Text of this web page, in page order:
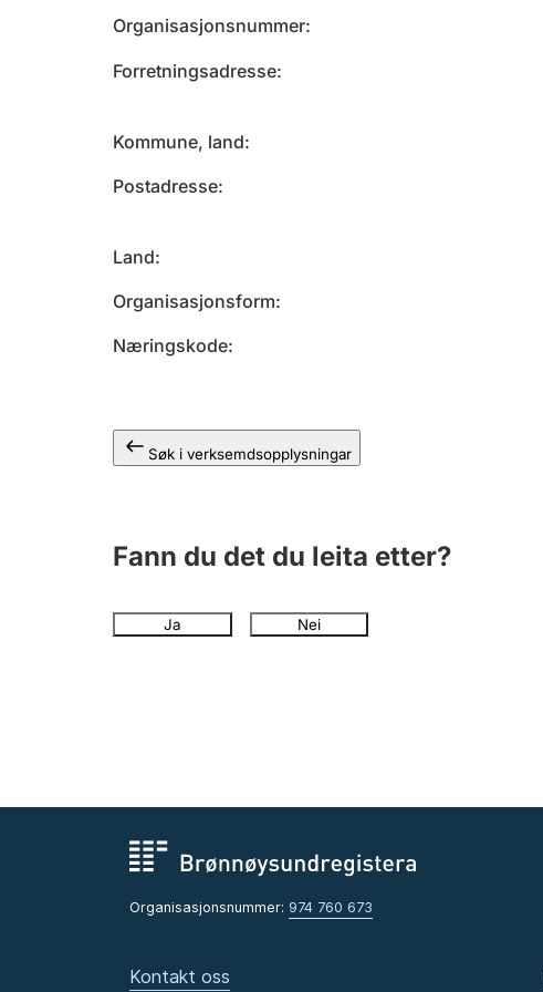
Organisasjonsnummer
Forretningsadresse
Kommune, land
Postadresse
Land
Organisasjonsform
Næringskode
Søk i verksemdsopplysningar
Fann du det du leita etter?
Ja Nei
Organisasjonsnummer: 974 760 673
Kontakt oss